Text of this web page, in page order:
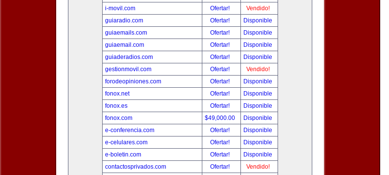
i-movil.com
Ofertar!
Vendido!
guiaradio.com
Ofertar!
Disponible
guiaemails.com
Ofertar!
Disponible
guiaemail.com
Ofertar!
Disponible
guiaderadios.com
Ofertar!
Disponible
gestionmovil.com
Ofertar!
Vendido!
forodeopiniones.com
Ofertar!
Disponible
fonox.net
Ofertar!
Disponible
fonox.es
Ofertar!
Disponible
fonox.com
$49,000.00
Disponible
e-conferencia.com
Ofertar!
Disponible
e-celulares.com
Ofertar!
Disponible
e-boletin.com
Ofertar!
Disponible
contactosprivados.com
Ofertar!
Vendido!